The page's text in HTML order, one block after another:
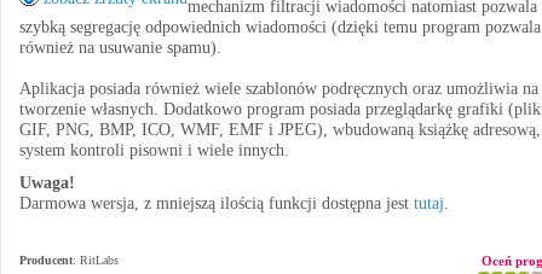
mechanizm filtracji wiadomości natomiast pozwala
szybką segregację odpowiednich wiadomości (dzięki temu program pozwala
również na usuwanie spamu).
Aplikacja posiada również wiele szablonów podręcznych oraz umożliwia na
tworzenie własnych. Dodatkowo program posiada przeglądarkę grafiki
GIF, PNG, BMP, ICO, WMF, EMF i JPEG), wbudowaną książkę adresową,
system kontroli pisowni i wiele innych.
Uwaga!
Darmowa wersja, z mniejszą ilością funkcji dostępna jest tutaj.
Producent: RitLabs
Oceń